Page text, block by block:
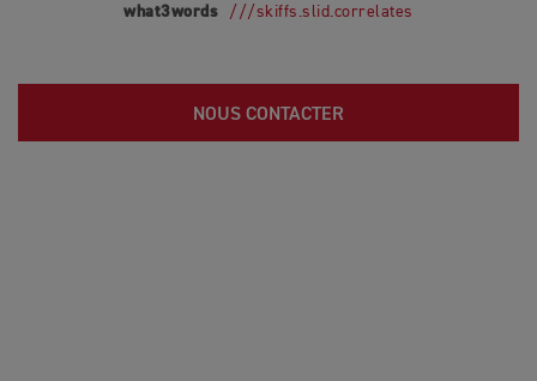
what3words ///skiffs.slid.correlates
NOUS CONTACTER